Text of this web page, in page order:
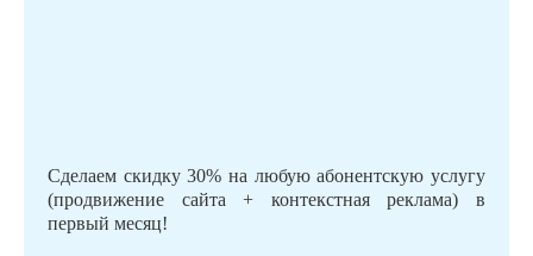
Сделаем скидку 30% на любую абонентскую услугу
(продвижение сайта + контекстная реклама) в
первый месяц!